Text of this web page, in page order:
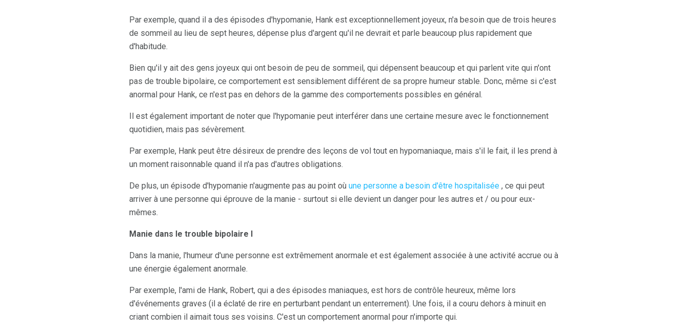
Par exemple, quand il a des épisodes d'hypomanie, Hank est exceptionnellement joyeux, n'a besoin que de trois heures
de sommeil au lieu de sept heures, dépense plus d'argent qu'il ne devrait et parle beaucoup plus rapidement que
d'habitude.
Bien qu'il y ait des gens joyeux qui ont besoin de peu de sommeil, qui dépensent beaucoup et qui parlent vite qui n'ont
pas de trouble bipolaire, ce comportement est sensiblement différent de sa propre humeur stable. Donc, même si c'est
anormal pour Hank, ce n'est pas en dehors de la gamme des comportements possibles en général.
Il est également important de noter que l'hypomanie peut interférer dans une certaine mesure avec le fonctionnement
quotidien, mais pas sévèrement.
Par exemple, Hank peut être désireux de prendre des leçons de vol tout en hypomaniaque, mais s'il le fait, il les prend à
un moment raisonnable quand il n'a pas d'autres obligations.
De plus, un épisode d'hypomanie n'augmente pas au point où une personne a besoin d'être hospitalisée , ce qui peut
arriver à une personne qui éprouve de la manie - surtout si elle devient un danger pour les autres et / ou pour eux-
mêmes.
Manie dans le trouble bipolaire I
Dans la manie, l'humeur d'une personne est extrêmement anormale et est également associée à une activité accrue ou à
une énergie également anormale.
Par exemple, l'ami de Hank, Robert, qui a des épisodes maniaques, est hors de contrôle heureux, même lors
d'événements graves (il a éclaté de rire en perturbant pendant un enterrement). Une fois, il a couru dehors à minuit en
criant combien il aimait tous ses voisins. C'est un comportement anormal pour n'importe qui.